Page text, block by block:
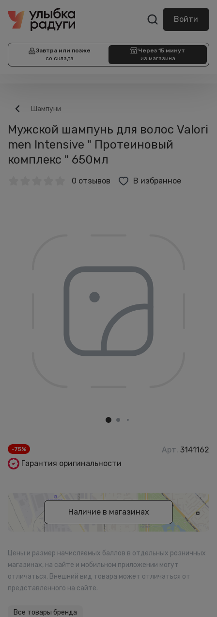
Войти
Завтра или позже
со склада
Через 15 минут
из магазина
Шампуни
Мужской шампунь для волос Valori
men Intensive " Протеиновый
комплекс " 650мл
0 отзывов В избранное
-75% Арт. 3141162
Гарантия оригинальности
Наличие в магазинах
Цены и размер начисляемых баллов в отдельных розничных
магазинах, на сайте и мобильном приложении могут
отличаться. Внешний вид товара может отличаться от
представленного на сайте.
Все товары бренда